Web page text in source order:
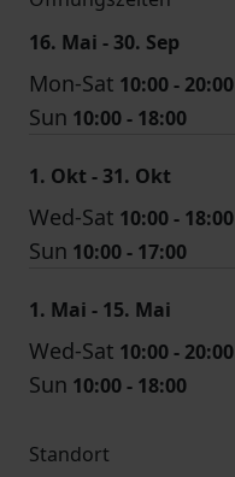
16. Mai - 30. Sep
Mon-Sat 10:00 - 20:00
Sun 10:00 - 18:00
1. Okt - 31. Okt
Wed-Sat 10:00 - 18:00
Sun 10:00 - 17:00
1. Mai - 15. Mai
Wed-Sat 10:00 - 20:00
Sun 10:00 - 18:00
Standort